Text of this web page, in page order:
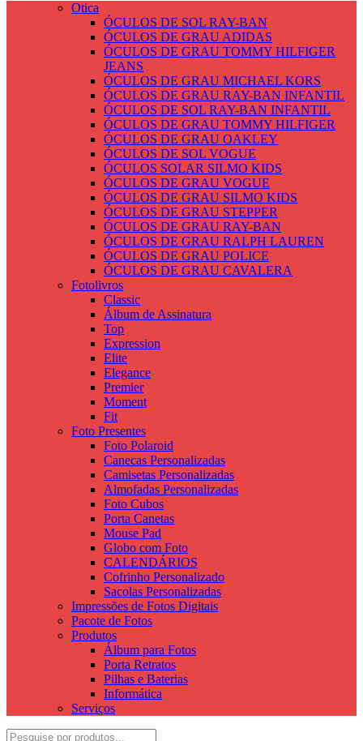
Otica
ÓCULOS DE SOL RAY-BAN
ÓCULOS DE GRAU ADIDAS
ÓCULOS DE GRAU TOMMY HILFIGER
JEANS
ÓCULOS DE GRAU MICHAEL KORS
ÓCULOS DE GRAU RAY-BAN INFANTIL
ÓCULOS DE SOL RAY-BAN INFANTIL
ÓCULOS DE GRAU TOMMY HILFIGER
ÓCULOS DE GRAU OAKLEY
ÓCULOS DE SOL VOGUE
ÓCULOS SOLAR SILMO KIDS
ÓCULOS DE GRAU VOGUE
ÓCULOS DE GRAU SILMO KIDS
ÓCULOS DE GRAU STEPPER
ÓCULOS DE GRAU RAY-BAN
ÓCULOS DE GRAU RALPH LAUREN
ÓCULOS DE GRAU POLICE
ÓCULOS DE GRAU CAVALERA
Fotolivros
Classic
Álbum de Assinatura
Top
Expression
Elite
Elegance
Premier
Moment
Fit
Foto Presentes
Foto Polaroid
Canecas Personalizadas
Camisetas Personalizadas
Almofadas Personalizadas
Foto Cubos
Porta Canetas
Mouse Pad
Globo com Foto
CALENDÁRIOS
Cofrinho Personalizado
Sacolas Personalizadas
Impressões de Fotos Digitais
Pacote de Fotos
Produtos
Álbum para Fotos
Porta Retratos
Pilhas e Baterias
Informática
Serviços